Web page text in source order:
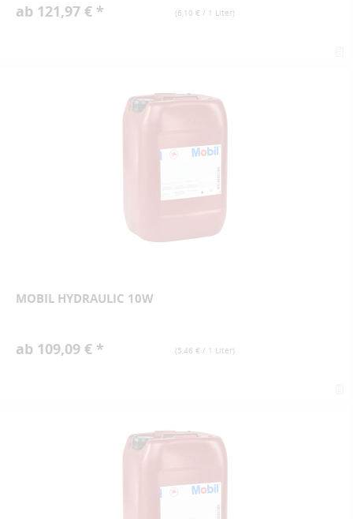
(6,10 € / 1 Liter)
ab 121,97 € *
MOBIL HYDRAULIC 10W
(5,46 € / 1 Liter)
ab 109,09 € *